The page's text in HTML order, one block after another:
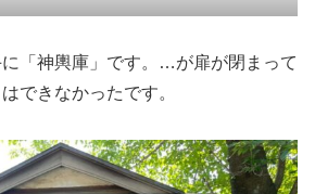
「神輿庫」です。…が扉が閉まって
できなかったです。